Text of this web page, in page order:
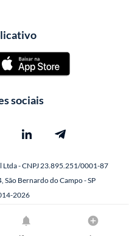
sociais
Ltda - CNPJ 23.895.251/0001-87
São Bernardo do Campo - SP
2026